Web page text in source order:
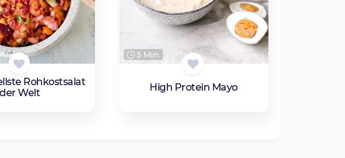
Rohkostsalat
der Welt
5 Min.
High Protein Mayo